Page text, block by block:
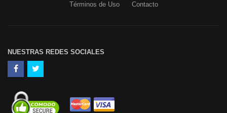
Términos de Uso Contacto
NUESTRAS REDES SOCIALES